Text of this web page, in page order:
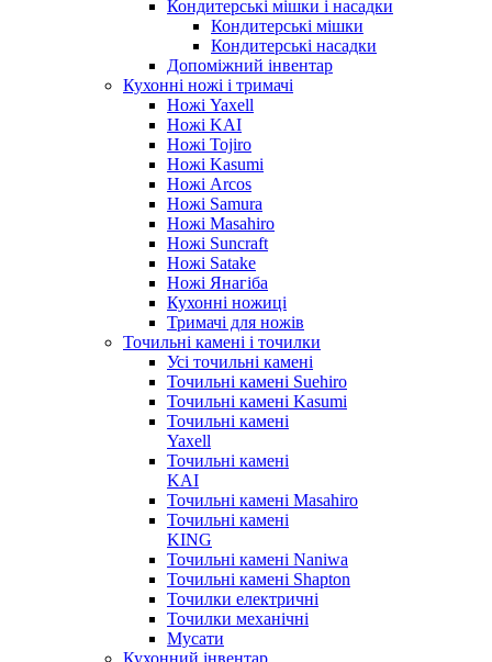
Кондитерські мішки і насадки
Кондитерські мішки
Кондитерські насадки
Допоміжний інвентар
Кухонні ножі і тримачі
Ножі Yaxell
Ножі KAI
Ножі Tojiro
Ножі Kasumi
Ножі Arcos
Ножі Samura
Ножі Masahiro
Ножі Suncraft
Ножі Satake
Ножі Янагіба
Кухонні ножиці
Тримачі для ножів
Точильні камені і точилки
Усі точильні камені
Точильні камені Suehiro
Точильні камені Kasumi
Точильні камені
Yaxell
Точильні камені
KAI
Точильні камені Masahiro
Точильні камені
KING
Точильні камені Naniwa
Точильні камені Shapton
Точилки електричні
Точилки механічні
Мусати
Кухонний інвентар